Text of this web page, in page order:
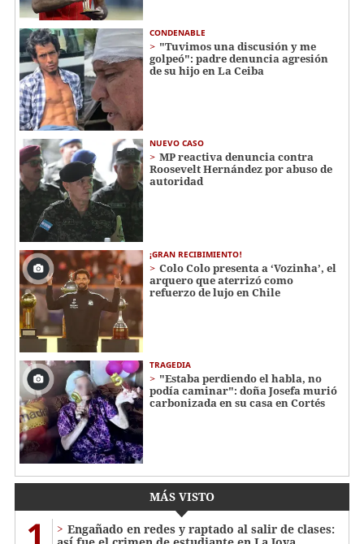
CONDENABLE
"Tuvimos una discusión y me
golpeó": padre denuncia agresión
de su hijo en La Ceiba
NUEVO CASO
MP reactiva denuncia contra
Roosevelt Hernández por abuso de
autoridad
¡GRAN RECIBIMIENTO!
Colo Colo presenta a ‘Vozinha’, el
arquero que aterrizó como
refuerzo de lujo en Chile
TRAGEDIA
"Estaba perdiendo el habla, no
podía caminar": doña Josefa murió
carbonizada en su casa en Cortés
MÁS VISTO
1
Engañado en redes y raptado al salir de clases: